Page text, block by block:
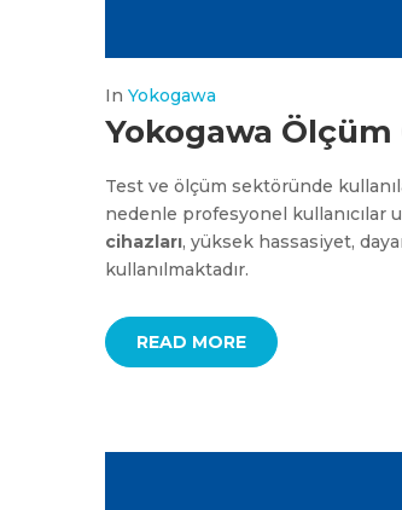
In Yokogawa
Yokogawa Ölçüm
Test ve ölçüm sektöründe
nedenle profesyonel kullanıcılar
cihazları, yüksek hassasiyet,
kullanılmaktadır.
READ MORE